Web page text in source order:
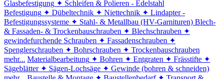
Glasbefestigung ✦ Schleifen & Polieren - Edelstahl
Befestigung ✦ Dübeltechnik ✦ Niettechnik ✦ Lindapter -
Befestigungssysteme ✦ Stahl- & Metallbau (HV-Garnituren) Blech-
& Fassaden- & Trockenbauschrauben ✦ Blechschrauben ✦
gewindefurchende Schrauben ✦ Fassadenschrauben ✦
Spenglerschrauben ✦ Bohrschrauben ✦ Trockenbauschrauben
mehr... Materialbearbeitung ✦ Bohren ✦ Entgraten ✦ Frässtifte ✦
Sägeblätter ✦ Sägen-Lochsäge ✦ Gewinde (bohren & schneiden)